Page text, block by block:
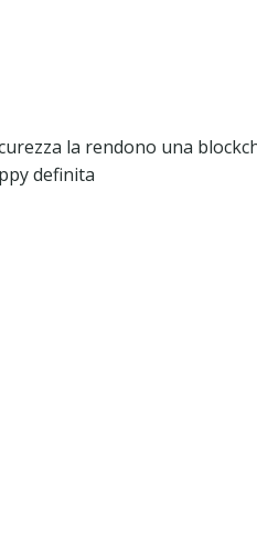
la rendono una
definita